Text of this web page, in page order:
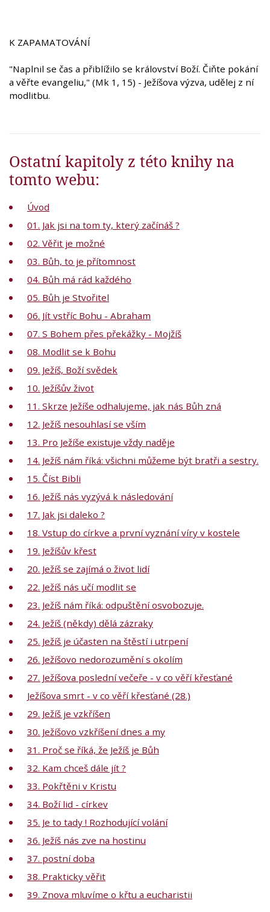
K ZAPAMATOVÁNÍ
"Naplnil se čas a přiblížilo se království Boží. Čiňte pokání
a věřte evangeliu," (Mk 1, 15) - Ježíšova výzva, udělej z ní
modlitbu.
Ostatní kapitoly z této knihy na
tomto webu:
Úvod
01. Jak jsi na tom ty, který začínáš ?
02. Věřit je možné
03. Bůh, to je přítomnost
04. Bůh má rád každého
05. Bůh je Stvořitel
06. Jít vstříc Bohu - Abraham
07. S Bohem přes překážky - Mojžíš
08. Modlit se k Bohu
09. Ježíš, Boží svědek
10. Ježíšův život
11. Skrze Ježíše odhalujeme, jak nás Bůh zná
12. Ježíš nesouhlasí se vším
13. Pro Ježíše existuje vždy naděje
14. Ježíš nám říká: všichni můžeme být bratři a sestry.
15. Číst Bibli
16. Ježíš nás vyzývá k následování
17. Jak jsi daleko ?
18. Vstup do církve a první vyznání víry v kostele
19. Ježíšův křest
20. Ježíš se zajímá o život lidí
22. Ježíš nás učí modlit se
23. Ježíš nám říká: odpuštění osvobozuje.
24. Ježíš (někdy) dělá zázraky
25. Ježíš je účasten na štěstí i utrpení
26. Ježíšovo nedorozumění s okolím
27. Ježíšova poslední večeře - v co věří křesťané
Ježíšova smrt - v co věří křesťané (28.)
29. Ježíš je vzkříšen
30. Ježíšovo vzkříšení dnes a my
31. Proč se říká, že Ježíš je Bůh
32. Kam chceš dále jít ?
33. Pokřtěni v Kristu
34. Boží lid - církev
35. Je to tady ! Rozhodující volání
36. Ježíš nás zve na hostinu
37. postní doba
38. Prakticky věřit
39. Znova mluvíme o křtu a eucharistii